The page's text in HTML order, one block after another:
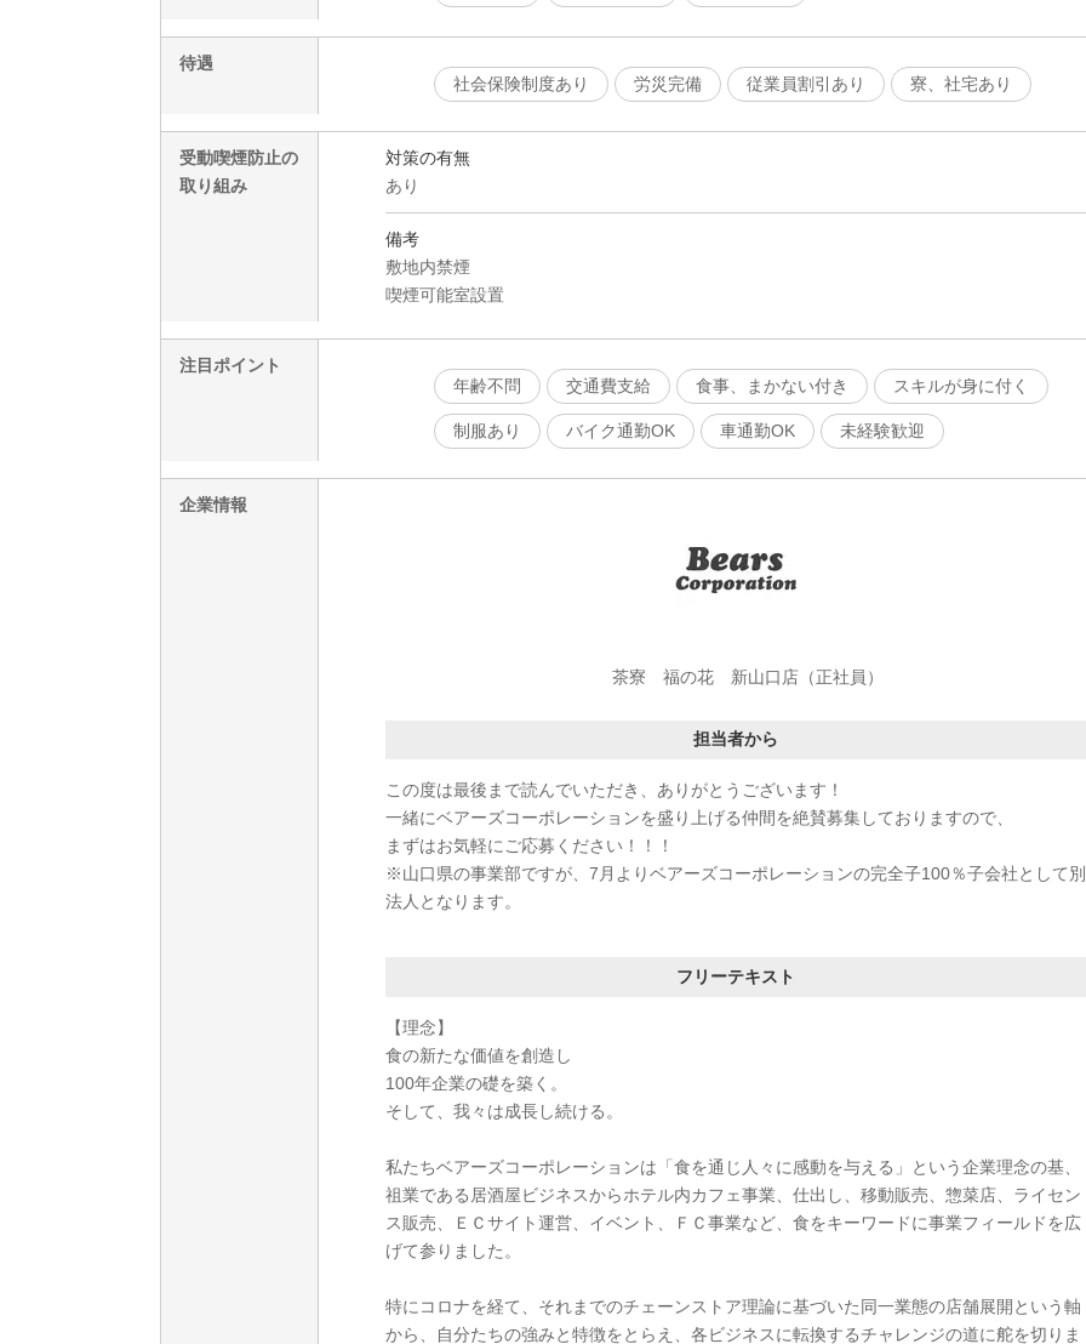
待遇
社会保険制度あり
労災完備 従業員割引あり 寮、社宅あり
受動喫煙防止の
取り組み
対策の有無
あり
備考
敷地内禁煙
喫煙可能室設置
注目ポイント
年齢不問
交通費支給 食事、まかない付き スキルが身に付く
制服あり バイク通勤OK 車通勤OK 未経験歓迎
企業情報
茶寮 福の花 新山口店（正社員）
担当者から
この度は最後まで読んでいただき、ありがとうございます！
一緒にベアーズコーポレーションを盛り上げる仲間を絶賛募集しておりますので、
まずはお気軽にご応募ください！！！
※山口県の事業部ですが、7月よりベアーズコーポレーションの完全子100％子会社として別
法人となります。
フリーテキスト
【理念】
食の新たな価値を創造し
100年企業の礎を築く。
そして、我々は成長し続ける。
私たちベアーズコーポレーションは「食を通じ人々に感動を与える」という企業理念の基、
祖業である居酒屋ビジネスからホテル内カフェ事業、仕出し、移動販売、惣菜店、ライセン
ス販売、ＥＣサイト運営、イベント、ＦＣ事業など、食をキーワードに事業フィールドを広
げて参りました。
特にコロナを経て、それまでのチェーンストア理論に基づいた同一業態の店舗展開という軸
から、自分たちの強みと特徴をとらえ、各ビジネスに転換するチャレンジの道に舵を切りま